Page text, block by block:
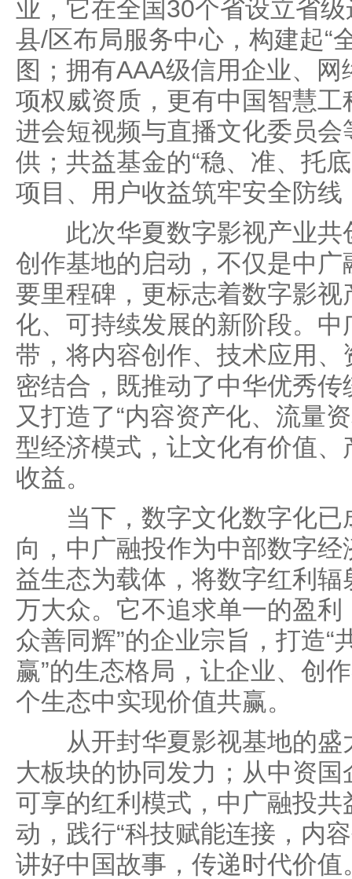
业，它在全国30个省设立省
县/区布局服务中心，构建起“
图；拥有AAA级信用企业、
项权威资质，更有中国智慧
进会短视频与直播文化委员
供；共益基金的“稳、准、托
项目、用户收益筑牢安全防线
此次华夏数字影视产业共
创作基地的启动，不仅是中
要里程碑，更标志着数字影
化、可持续发展的新阶段。
带，将内容创作、技术应用
密结合，既推动了中华优秀
又打造了“内容资产化、流量
型经济模式，让文化有价值
收益。
当下，数字文化数字化已
向，中广融投作为中部数字
益生态为载体，将数字红利
万大众。它不追求单一的盈利
众善同辉”的企业宗旨，打造“
赢”的生态格局，让企业、创
个生态中实现价值共赢。
从开封华夏影视基地的盛
大板块的协同发力；从中资
可享的红利模式，中广融投
动，践行“科技赋能连接，内
讲好中国故事，传递时代价值